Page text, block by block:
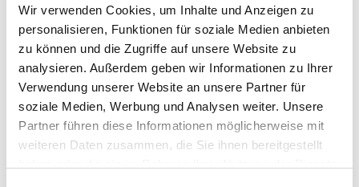
Wir verwenden Cookies, um Inhalte und Anzeigen zu
personalisieren, Funktionen für soziale Medien anbieten
zu können und die Zugriffe auf unsere Website zu
analysieren. Außerdem geben wir Informationen zu Ihrer
Verwendung unserer Website an unsere Partner für
soziale Medien, Werbung und Analysen weiter. Unsere
Partner führen diese Informationen möglicherweise mit
weiteren Daten zusammen, die Sie ihnen bereitgestellt
Quadratmeterpreise in Hamburg Sternschanze für
Wohnungen nach Wohnungstyp
Wohnungspreise /m2 2024 2025 2026